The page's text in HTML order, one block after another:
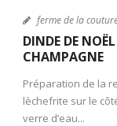
ferme de la
DINDE DE
CHAMPAGNE
Préparation de la
lèchefrite sur le
verre d’eau...